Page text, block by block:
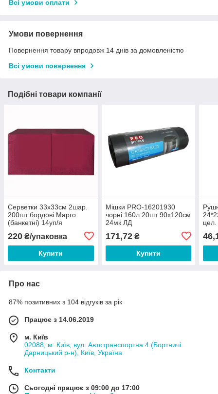
Всі умови оплати
Умови повернення
Повернення товару впродовж 14 днів за домовленістю
Всі умови повернення
Подібні товари компанії
Серветки 33х33см 2шар.
200шт бордові Марго
(банкетні) 14уп/я
220 ₴/упаковка
Купити
Мішки PRO-16201930
чорні 160л 20шт 90х120см
24мк ЛД
171,72₴
Купити
цел.
Про нас
87% позитивних з 104 відгуків за рік
Працює з 14.06.2019
м. Київ
02088, м. Київ, вул. Автотранспортна 4 (Бортничі
Дарницький р-н), Київ, Україна
Контакти
Сьогодні працює з 09:00 до 17:00